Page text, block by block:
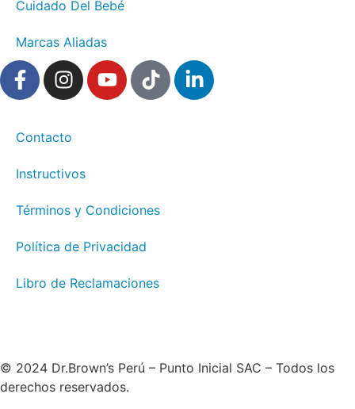
Cuidado Del Bebé
Marcas Aliadas
Contacto
Instructivos
Términos y Condiciones
Política de Privacidad
Libro de Reclamaciones
© 2024 Dr.Brown’s Perú – Punto Inicial SAC – Todos los
derechos reservados.